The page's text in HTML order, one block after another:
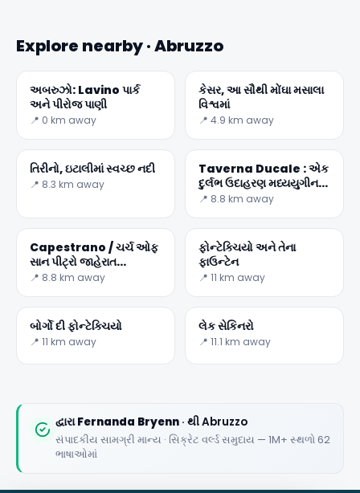
Explore nearby · Abruzzo
અબરુઝો: Lavino પાર્ક
અને પીરોજ પાણી
📍 0 km away
કેસર, આ સૌથી મોંઘા મસાલા
વિશ્વમાં
📍 4.9 km away
તિરીનો, ઇટાલીમાં સ્વચ્છ નદી
📍 8.3 km away
Taverna Ducale : એક
દુર્લભ ઉદાહરણ મધ્યયુગીન
સ્થાપત્ય
📍 8.8 km away
Capestrano / ચર્ચ ઓફ
સાન પીટ્રો જાહેરાત
Oratorium
📍 8.8 km away
ફોન્ટેક્ચિયો અને તેના
ફાઉન્ટેન
📍 11 km away
બોર્ગો દી ફોન્ટેક્ચિયો
📍 11 km away
લેક સેકિનરો
📍 11.1 km away
દ્વારાFernanda Bryenn · થી Abruzzo
સંપાદકીય સામગ્રી માન્ય · સિક્રેટ વર્લ્ડ સમુદાય — 1M+ સ્થળો 62
ભાષાઓમાં
★★★★★